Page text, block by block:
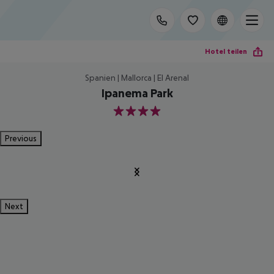
Hotel teilen
Spanien | Mallorca | El Arenal
Ipanema Park
4
Previous
Next